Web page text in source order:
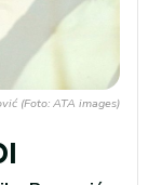
(Foto: ATA images)